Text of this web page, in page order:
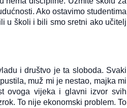
Ako ostavimo studentima
u školi i bili smo sretni ako učitelj
i društvo je ta sloboda. Svaki
muž mi je nestao, majka mi
ovoga vijeka i glavni izvor svih
To nije ekonomski problem. To